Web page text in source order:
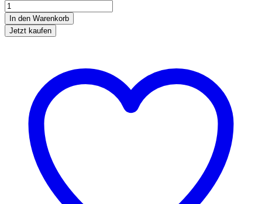
In den Warenkorb
Jetzt kaufen